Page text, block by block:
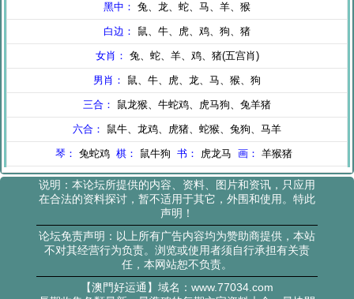
说明：本论坛所提供的内容、资料、图片和资讯，只应用
在合法的资料探讨，暂不适用于其它，外围和使用。特此
声明！
论坛免责声明：以上所有广告内容均为赞助商提供，本站
不对其经营行为负责。浏览或使用者须自行承担有关责
任，本网站恕不负责。
【澳門好运通】域名：www.77034.com